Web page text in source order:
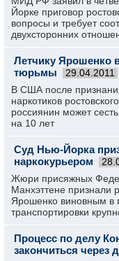
Йорке приговор
вопросы и требует
двухсторонних
Летчику Ярошенко
тюрьмы
29.04.2011
В США после
наркотиков
россиянин может
на 10 лет
Суд Нью-Йорка
наркокурьером
Жюри присяжных
Манхэттене признали
Ярошенко виновным в
транспортировки
Процесс по делу
закончиться через